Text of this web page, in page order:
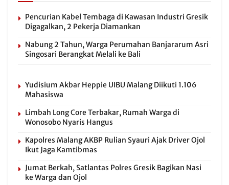
Pencurian Kabel Tembaga di Kawasan Industri Gresik
Digagalkan, 2 Pekerja Diamankan
Nabung 2 Tahun, Warga Perumahan Banjararum Asri
Singosari Berangkat Melali ke Bali
Yudisium Akbar Heppie UIBU Malang Diikuti 1.106
Mahasiswa
Limbah Long Core Terbakar, Rumah Warga di
Wonosobo Nyaris Hangus
Kapolres Malang AKBP Rulian Syauri Ajak Driver Ojol
Ikut Jaga Kamtibmas
Jumat Berkah, Satlantas Polres Gresik Bagikan Nasi
ke Warga dan Ojol